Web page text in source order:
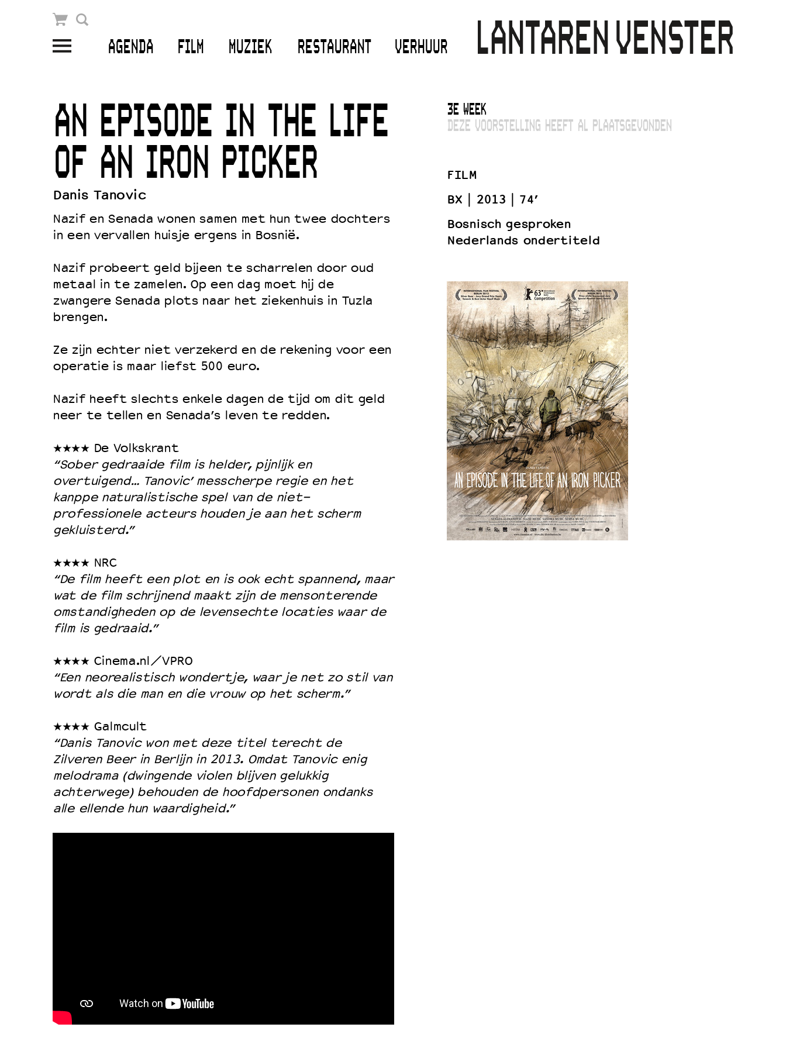
AGENDA FILM MUZIEK RESTAURANT VERHUUR
Winkelmandje
Openingstijden & contact
Bereikbaarheid
Kaartverkoop
EDUCATIE
Schoolvoorstellingen
Filmprogramma’s Primair Onderwijs
Filmprogramma’s VO/MBO
Speciale educatieprogramma’s
Wat we doen
Werken bij
Wie is wie
Word vriend
Partners
Huisregels
Privacyverklaring
Integriteits- en gedragscode
Duurzaamheid
Culturele boycot Israël
Ruimte voor artistieke vrijheid – VNPF
AN EPISODE IN THE LIFE
OF AN IRON PICKER
Danis Tanovic
Nazif en Senada wonen samen met hun twee dochters
in een vervallen huisje ergens in Bosnië.
Nazif probeert geld bijeen te scharrelen door oud
metaal in te zamelen. Op een dag moet hij de
zwangere Senada plots naar het ziekenhuis in Tuzla
brengen.
Ze zijn echter niet verzekerd en de rekening voor een
operatie is maar liefst 500 euro.
Nazif heeft slechts enkele dagen de tijd om dit geld
neer te tellen en Senada’s leven te redden.
★★★★ De Volkskrant
“Sober gedraaide film is helder, pijnlijk en
overtuigend… Tanovic’ messcherpe regie en het
kanppe naturalistische spel van de niet-
professionele acteurs houden je aan het scherm
gekluisterd.”
★★★★ NRC
“De film heeft een plot en is ook echt spannend, maar
wat de film schrijnend maakt zijn de mensonterende
omstandigheden op de levensechte locaties waar de
film is gedraaid.”
★★★★ Cinema.nl/VPRO
“Een neorealistisch wondertje, waar je net zo stil van
wordt als die man en die vrouw op het scherm.”
★★★★ Galmcult
“Danis Tanovic won met deze titel terecht de
Zilveren Beer in Berlijn in 2013. Omdat Tanovic enig
melodrama (dwingende violen blijven gelukkig
achterwege) behouden de hoofdpersonen ondanks
alle ellende hun waardigheid.”
3E WEEK
DEZE VOORSTELLING HEEFT AL PLAATSGEVONDEN
FILM
BX
2013
74’
Bosnisch gesproken
Nederlands ondertiteld